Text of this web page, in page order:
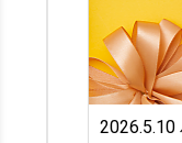
2026.5.10